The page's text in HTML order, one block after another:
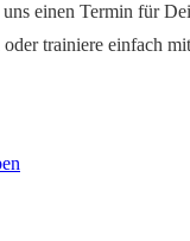
einen Termin für
trainiere einfach